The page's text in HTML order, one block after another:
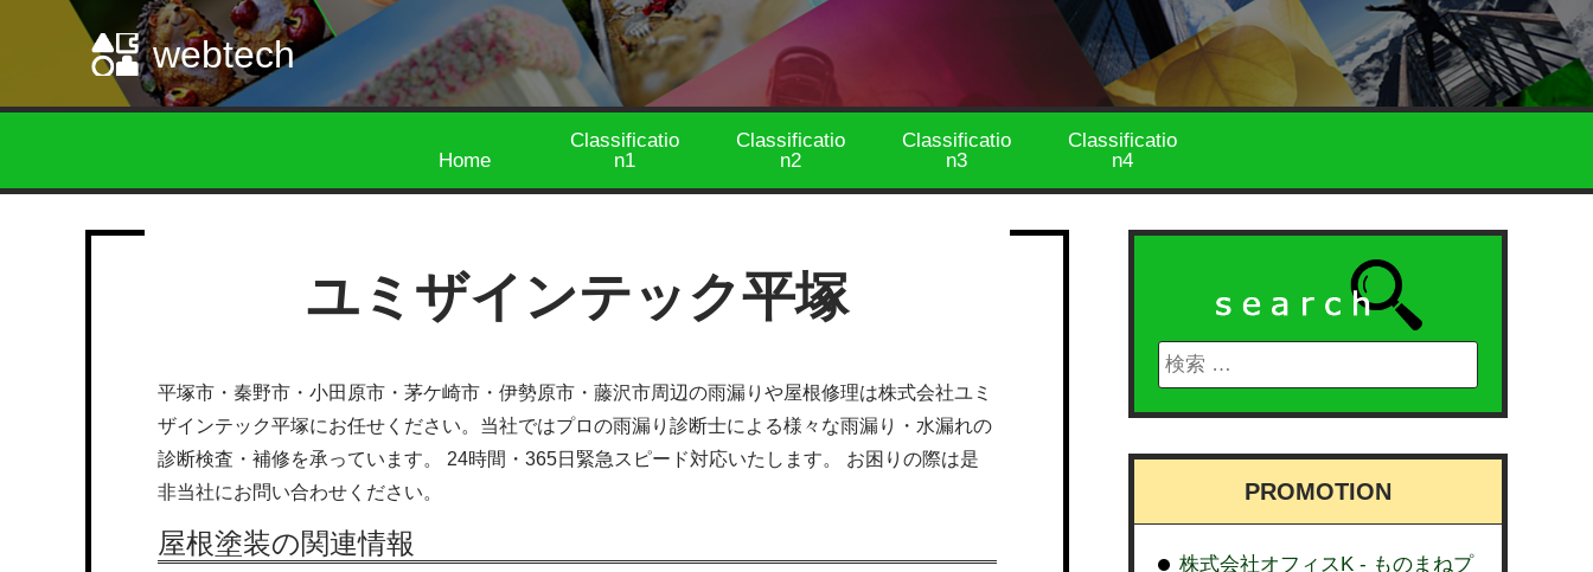
webtech
Home
Classificatio
n1
Classificatio
n2
Classificatio
n3
Classificatio
n4
ユミザインテック平塚
平塚市・秦野市・小田原市・茅ケ崎市・伊勢原市・藤沢市周辺の雨漏りや屋根修理は株式会社ユミ
ザインテック平塚にお任せください。当社ではプロの雨漏り診断士による様々な雨漏り・水漏れの
診断検査・補修を承っています。 24時間・365日緊急スピード対応いたします。 お困りの際は是
非当社にお問い合わせください。
屋根塗装の関連情報
PROMOTION
株式会社オフィスK - ものまねプ